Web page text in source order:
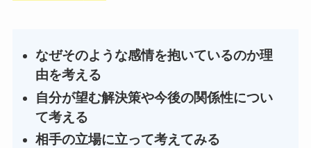
なぜそのような感情を抱いているのか理
由を考える
自分が望む解決策や今後の関係性につい
て考える
相手の立場に立って考えてみる